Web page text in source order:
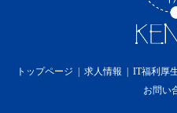
トップページ 求人情報 IT福利厚
お問い